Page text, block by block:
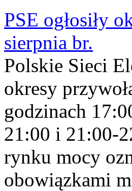
PSE ogłosiły
sierpnia br.
Polskie Sieci
okresy
godzinach
21:00 i 21:00-
rynku mocy
obowiązkami